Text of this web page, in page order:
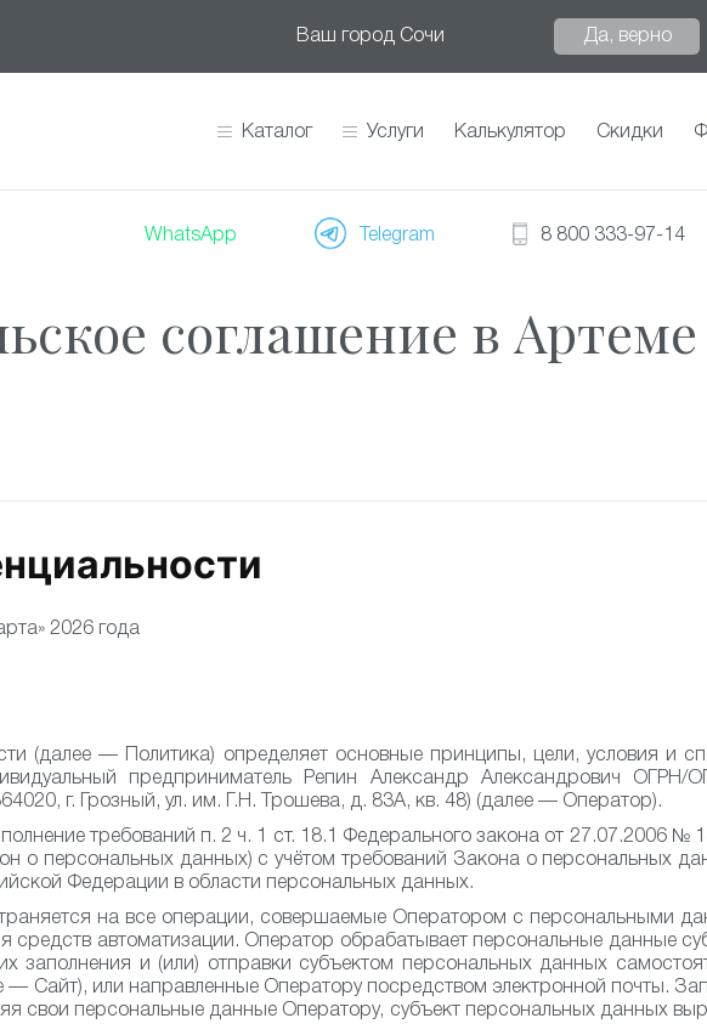
Ваш город Сочи Да, верно
Каталог Услуги Калькулятор Скидки
WhatsApp Telegram 8 800 333-97-14
соглашение в Артеме
2026 года
(далее — Политика) определяет основные принципы, цели, условия и
предприниматель Репин Александр Александрович ОГРН/
г. Грозный, ул. им. Г.Н. Трошева, д. 83А, кв. 48) (далее — Оператор).
требований п. 2 ч. 1 ст. 18.1 Федерального закона от 27.07.2006 №
о персональных данных) с учётом требований Закона о персональных
Федерации в области персональных данных.
на все операции, совершаемые Оператором с персональными
средств автоматизации. Оператор обрабатывает персональные данные
заполнения и (или) отправки субъектом персональных данных
Сайт), или направленные Оператору посредством электронной почты.
свои персональные данные Оператору, субъект персональных данных